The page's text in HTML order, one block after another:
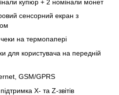
купюр + 2 номінали монет
сенсорний екран з
чеки на термопапері
для користувача на передній
GSM/GPRS
підтримка X- та Z-звітів